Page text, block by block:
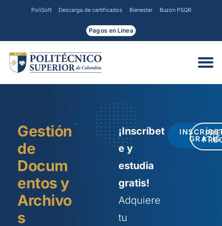
PoliSoft Descarga de certificados Bienestar Buzón PSQR
Pagos en Línea
Gestión
de
Docum
entos y
Archivo
s
¡Inscríbet
e y
estudia
gratis!
Adquiere
tu
GRATIS